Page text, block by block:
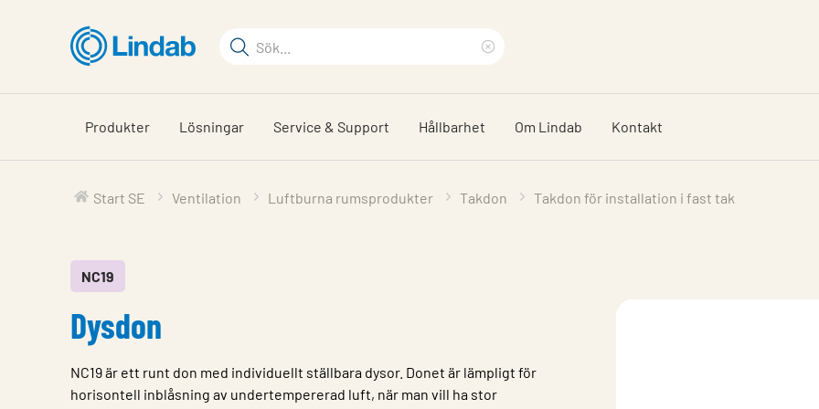
huvudinnehållet
Sökord
på
sajten
sökfras
Produkter Lösningar Service & Support Hållbarhet Om Lindab Kontakt
Start SE Ventilation Luftburna rumsprodukter Takdon Takdon för installation i fast tak
NC19
Dysdon
NC19 är ett runt don med individuellt ställbara dysor. Donet är lämpligt för
horisontell inblåsning av undertempererad luft, när man vill ha stor